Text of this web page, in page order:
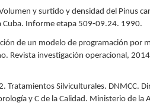
y surtido y densidad del Pinus
Cuba. Informe etapa 509-09.24. 1990.
de un modelo de programación por
Revista investigación operacional,
Tratamientos Silviculturales. DNMCC.
y C de la Calidad. Ministerio de la